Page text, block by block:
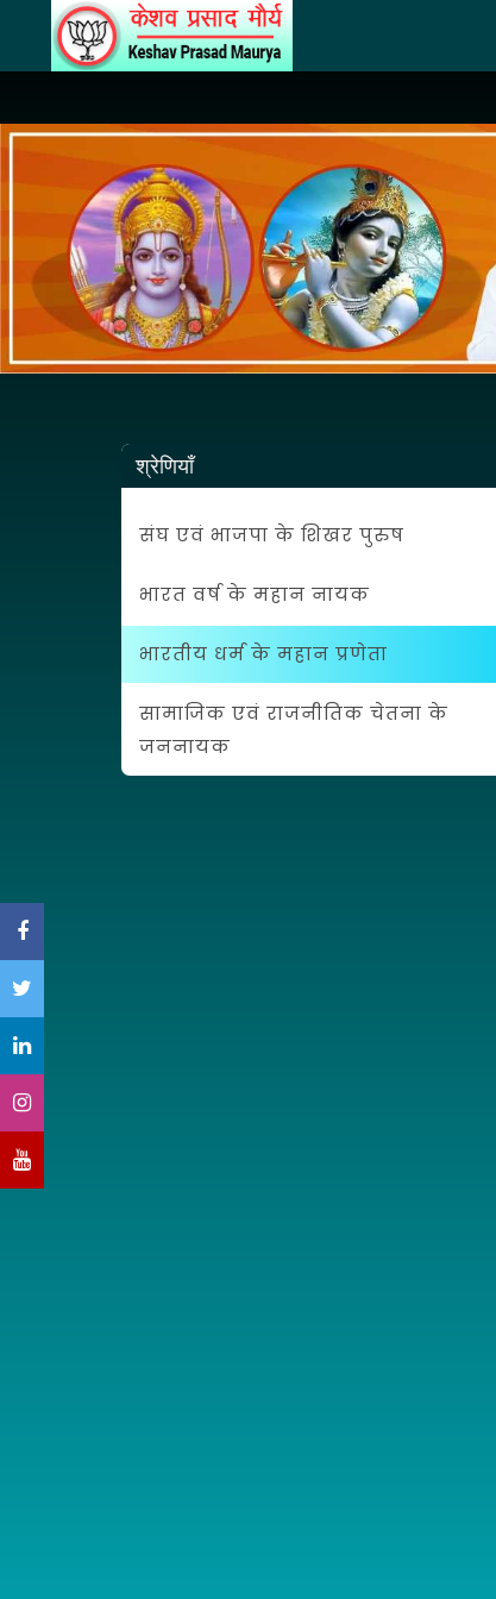
श्रेणियाँ
संघ एवं भाजपा के शिखर पुरुष
भारत वर्ष के महान नायक
भारतीय धर्म के महान प्रणेता
सामाजिक एवं राजनीतिक चेतना के
जननायक